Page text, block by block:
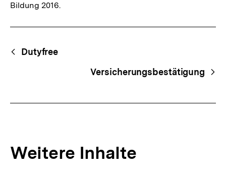
Bildung 2016.
Begriffsnavigation
Content-
Navigation
Dutyfree
Versicherungsbestätigung
Weitere Inhalte